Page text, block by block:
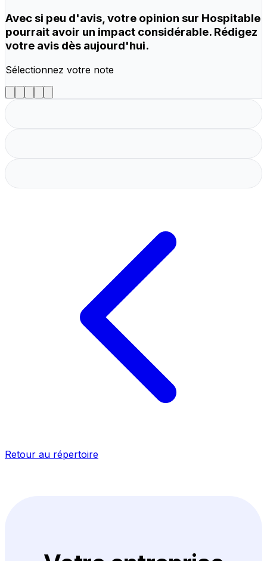
Avec si peu d'avis, votre opinion sur Hospitable
pourrait avoir un impact considérable. Rédigez
votre avis dès aujourd'hui.
Sélectionnez votre note
Retour au répertoire